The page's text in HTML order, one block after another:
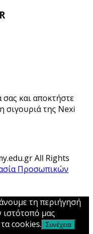
και αποκτήστε
της Nexi
All Rights
Προσωπικών
τη περιήγησή
ιστότοπό μας
cookies. Συνέχεια